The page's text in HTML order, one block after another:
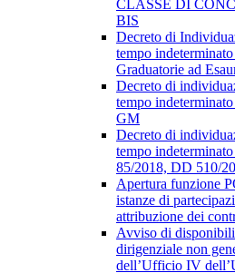
CLASSE DI
BIS
Decreto di
tempo
Graduatorie ad
Decreto di
tempo
GM
Decreto di
tempo
85/2018, DD 510/
Apertura funzione
istanze di
attribuzione dei
Avviso di
dirigenziale non
dell’Ufficio IV